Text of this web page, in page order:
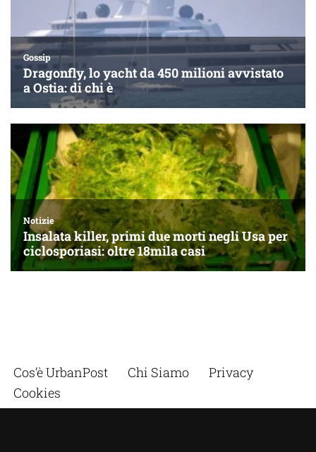
Cos’è UrbanPost Chi Siamo
Privacy
Cookies